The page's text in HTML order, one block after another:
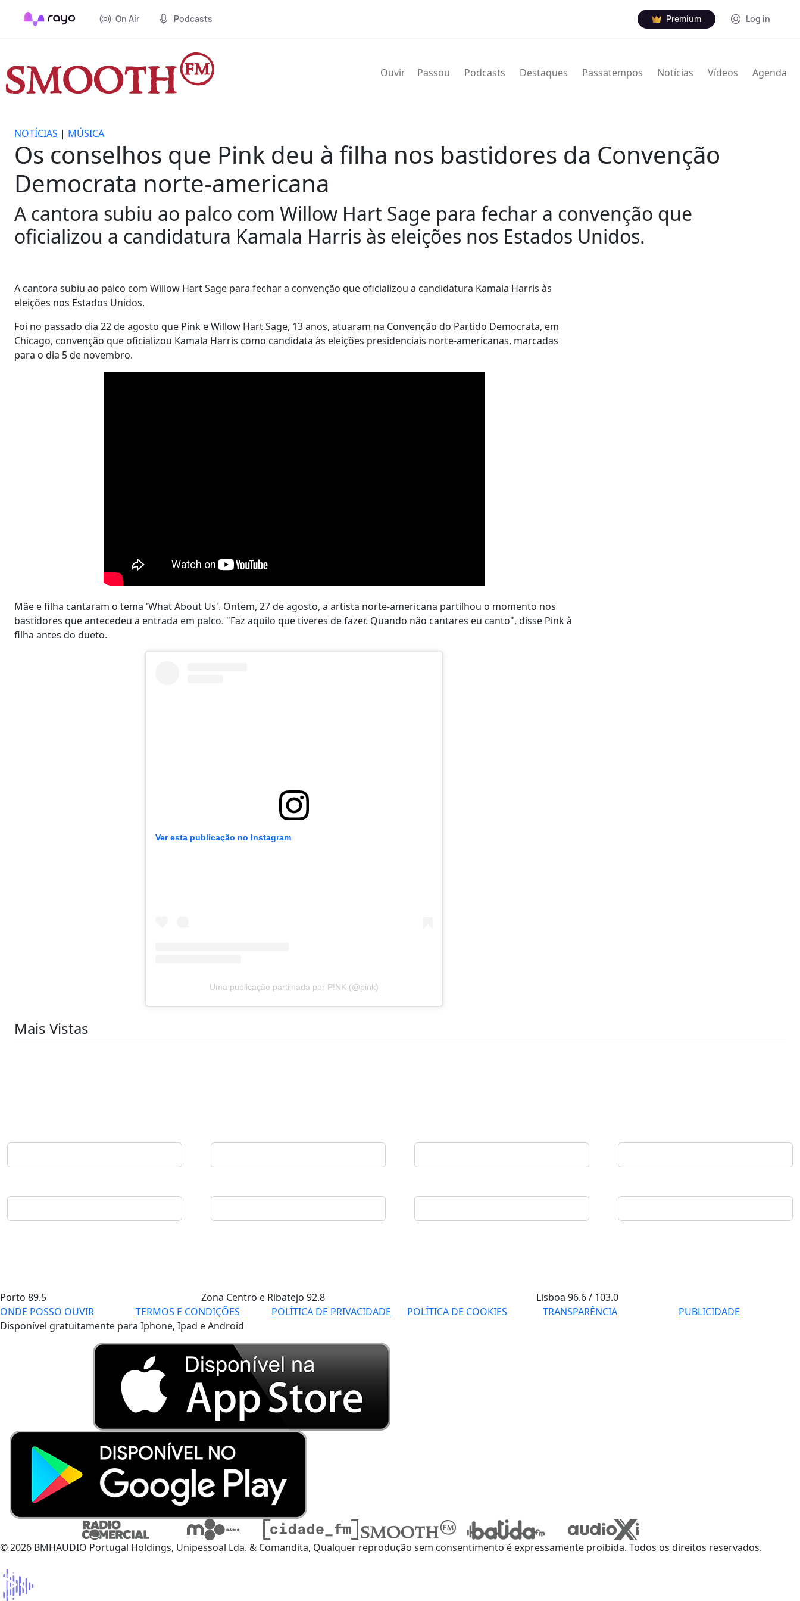
On Air Podcasts Premium Log in
Ouvir Passou Podcasts Destaques Passatempos Notícias Vídeos Agenda
NOTÍCIAS | MÚSICA
Os conselhos que Pink deu à filha nos bastidores da Convenção
Democrata norte-americana
A cantora subiu ao palco com Willow Hart Sage para fechar a convenção que
oficializou a candidatura Kamala Harris às eleições nos Estados Unidos.
A cantora subiu ao palco com Willow Hart Sage para fechar a convenção que oficializou a candidatura Kamala Harris às
eleições nos Estados Unidos.
Foi no passado dia 22 de agosto que Pink e Willow Hart Sage, 13 anos, atuaram na Convenção do Partido Democrata, em
Chicago, convenção que oficializou Kamala Harris como candidata às eleições presidenciais norte-americanas, marcadas
para o dia 5 de novembro.
Mãe e filha cantaram o tema 'What About Us'. Ontem, 27 de agosto, a artista norte-americana partilhou o momento nos
bastidores que antecedeu a entrada em palco. "Faz aquilo que tiveres de fazer. Quando não cantares eu canto", disse Pink à
filha antes do dueto.
Ver esta publicação no Instagram
Uma publicação partilhada por P!NK (@pink)
Mais Vistas
Porto 89.5 Zona Centro e Ribatejo 92.8 Lisboa96.6 / 103.0
ONDE POSSO OUVIR
TERMOS E CONDIÇÕES POLÍTICA DE PRIVACIDADE POLÍTICA DE COOKIES TRANSPARÊNCIA
PUBLICIDADE
Disponível gratuitamente para Iphone, Ipad e Android
© 2026 BMHAUDIO Portugal Holdings, Unipessoal Lda. & Comandita, Qualquer reprodução sem consentimento é expressamente proibida. Todos os direitos reservados.